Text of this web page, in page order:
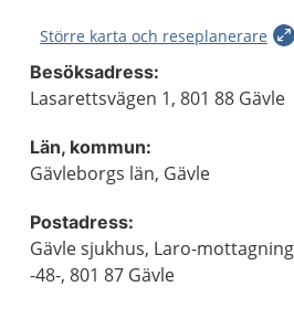
Större karta och reseplanerare
Besöksadress:
Lasarettsvägen 1, 801 88 Gävle
Län, kommun:
Gävleborgs län, Gävle
Postadress:
Gävle sjukhus, Laro-
-48-, 801 87 Gävle